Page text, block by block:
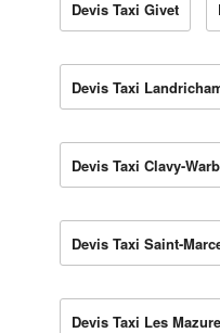
Devis Taxi Givet
Devis Taxi
Devis Taxi Clavy-
Devis Taxi Saint-
Devis Taxi Les